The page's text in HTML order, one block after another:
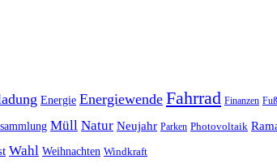
Energie Energiewende Fahrrad Finanzen
Müll Natur Neujahr Parken Photovoltaik
Wahl Weihnachten Windkraft